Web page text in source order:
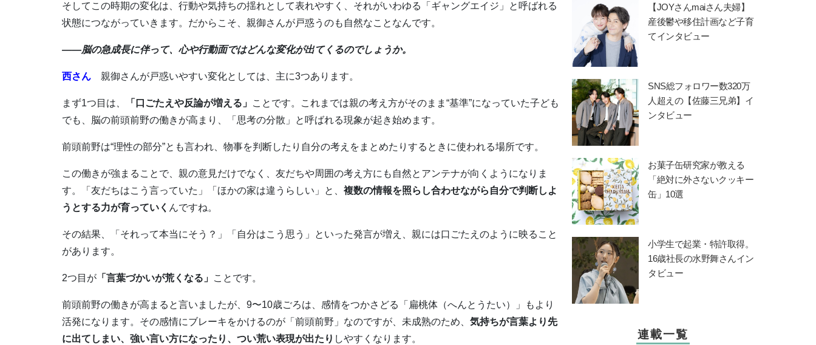
そしてこの時期の変化は、行動や気持ちの揺れとして表れやすく、それがいわゆる「ギャングエイジ」と呼ばれる
状態につながっていきます。だからこそ、親御さんが戸惑うのも自然なことなんです。
――脳の急成長に伴って、心や行動面ではどんな変化が出てくるのでしょうか。
西さん 親御さんが戸惑いやすい変化としては、主に3つあります。
まず1つ目は、 「口ごたえや反論が増える」 ことです。これまでは親の考え方がそのまま“基準”になっていた子ども
でも、脳の前頭前野の働きが高まり、「思考の分散」と呼ばれる現象が起き始めます。
前頭前野は“理性の部分”とも言われ、物事を判断したり自分の考えをまとめたりするときに使われる場所です。
この働きが強まることで、親の意見だけでなく、友だちや周囲の考え方にも自然とアンテナが向くようになりま
す。「友だちはこう言っていた」「ほかの家は違うらしい」と、 複数の情報を照らし合わせながら自分で判断しよ
うとする力が育っていく んですね。
その結果、「それって本当にそう？」「自分はこう思う」といった発言が増え、親には口ごたえのように映ること
があります。
2つ目が 「言葉づかいが荒くなる」 ことです。
前頭前野の働きが高まると言いましたが、9〜10歳ごろは、感情をつかさどる「扁桃体（へんとうたい）」もより
活発になります。その感情にブレーキをかけるのが「前頭前野」なのですが、未成熟のため、 気持ちが言葉より先
に出てしまい、強い言い方になったり、つい荒い表現が出たり しやすくなります。
【JOYさんmaiさん夫婦】
産後鬱や移住計画など子育
てインタビュー
SNS総フォロワー数320万
人超えの【佐藤三兄弟】イ
ンタビュー
お菓子缶研究家が教える
「絶対に外さないクッキー
缶」10選
小学生で起業・特許取得。
16歳社長の水野舞さんイン
タビュー
連載一覧